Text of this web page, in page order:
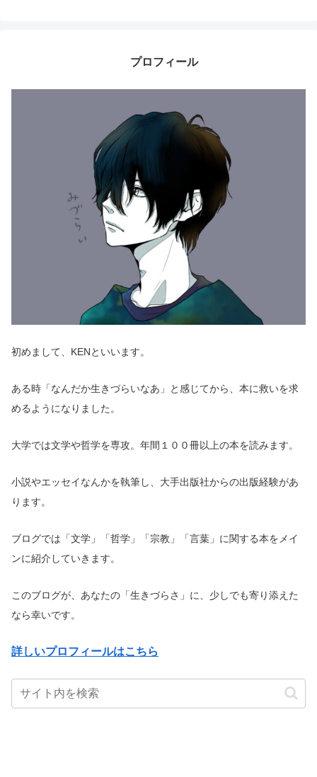
プロフィール
初めまして、KENといいます。
ある時「なんだか生きづらいなあ」と感じてから、本に救いを求
めるようになりました。
大学では文学や哲学を専攻。年間１００冊以上の本を読みます。
小説やエッセイなんかを執筆し、大手出版社からの出版経験があ
ります。
ブログでは「文学」「哲学」「宗教」「言葉」に関する本をメイ
ンに紹介していきます。
このブログが、あなたの「生きづらさ」に、少しでも寄り添えた
なら幸いです。
詳しいプロフィールはこちら